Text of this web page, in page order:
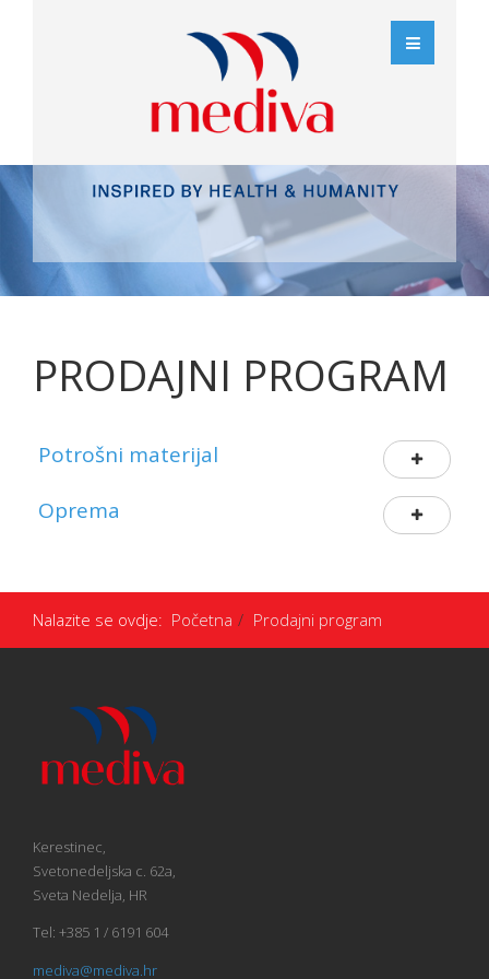
PRODAJNI PROGRAM
Potrošni materijal
Oprema
Nalazite se ovdje: Početna Prodajni program
Kerestinec,
Svetonedeljska c. 62a,
Sveta Nedelja, HR
Tel: +385 1 / 6191 604
mediva@mediva.hr